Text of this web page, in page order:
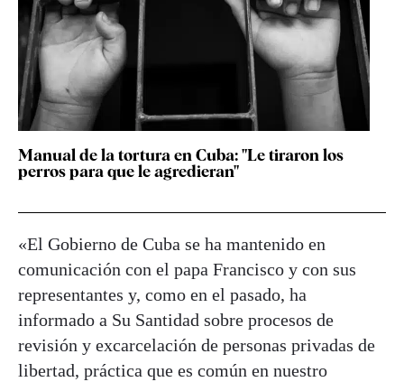
Manual de la tortura en Cuba: "Le tiraron los
perros para que le agredieran"
«El Gobierno de Cuba se ha mantenido en
comunicación con el papa Francisco y con sus
representantes y, como en el pasado, ha
informado a Su Santidad sobre procesos de
revisión y excarcelación de personas privadas de
libertad, práctica que es común en nuestro